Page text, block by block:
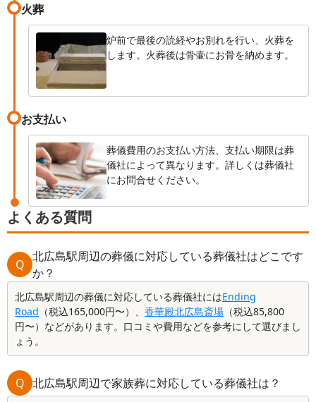
火葬
炉前で最後の読経やお別れを行い、火葬を
します。火葬後は骨壷にお骨を納めます。
お支払い
葬儀費用のお支払い方法、支払い期限は葬
儀社によって異なります。詳しくは葬儀社
にお問合せください。
よくある質問
Q
北広島駅周辺の葬儀に対応している葬儀社はどこです
か？
北広島駅周辺の葬儀に対応している葬儀社にはEnding
Road （税込165,000円〜）、 香華殿北広島斎場 （税込85,800
円〜）などがあります。口コミや費用などを参考にして選びまし
ょう。
Q 北広島駅周辺で家族葬に対応している葬儀社は？